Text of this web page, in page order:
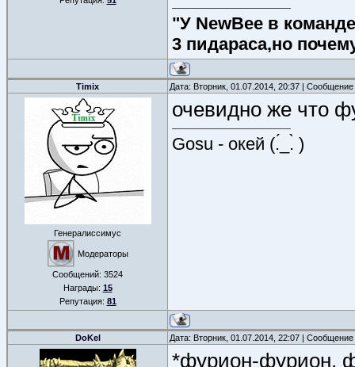
"У NewBee в
3 пидараса,но
Timix Дата: Вторник, 01.07.2014, 20:37 |
Генералиссимус
Модераторы
Сообщений: 3524
Награды: 15
Репутация: 81
очевидно же что
Gosu - окей (.́_.̀ )
DoKel Дата: Вторник, 01.07.2014, 22:07 |
*фурион-фурион,